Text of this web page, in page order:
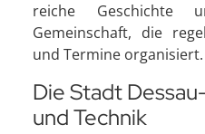
reiche Geschichte
Gemeinschaft, die
und Termine organisiert.
Die Stadt
und Technik